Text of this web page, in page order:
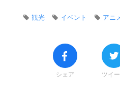
アニ
イベント
観光
シェア ツイー